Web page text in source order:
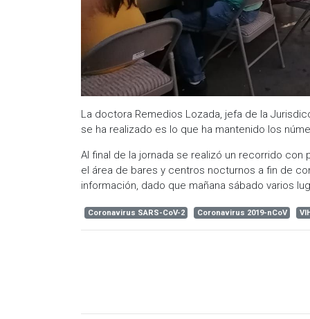
La doctora Remedios Lozada, jefa de la
se ha realizado es lo que ha mantenido los
Al final de la jornada se realizó un recorrido
el área de bares y centros nocturnos a fin de
información, dado que mañana sábado varios
Coronavirus SARS-CoV-2 Coronavirus 2019-nCoV